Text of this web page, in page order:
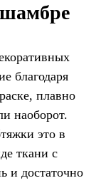
благодаря
плавно
наоборот.
это в
ткани с
и достаточно